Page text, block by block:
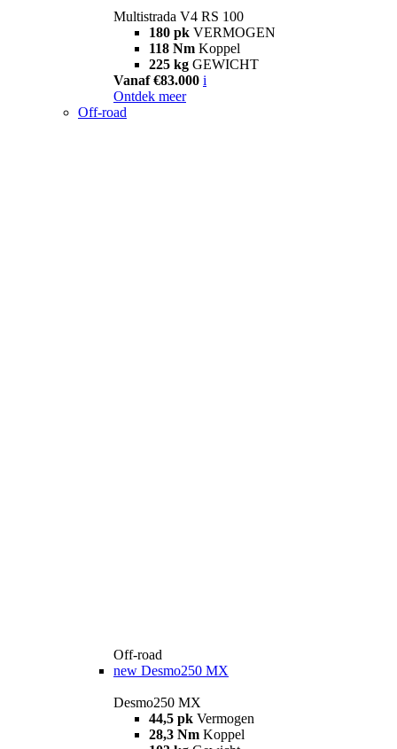
Multistrada V4 RS 100
180 pk VERMOGEN
118 Nm Koppel
225 kg GEWICHT
Vanaf €83.000 i
Ontdek meer
Off-road
Off-road
new Desmo250 MX
Desmo250 MX
44,5 pk Vermogen
28,3 Nm Koppel